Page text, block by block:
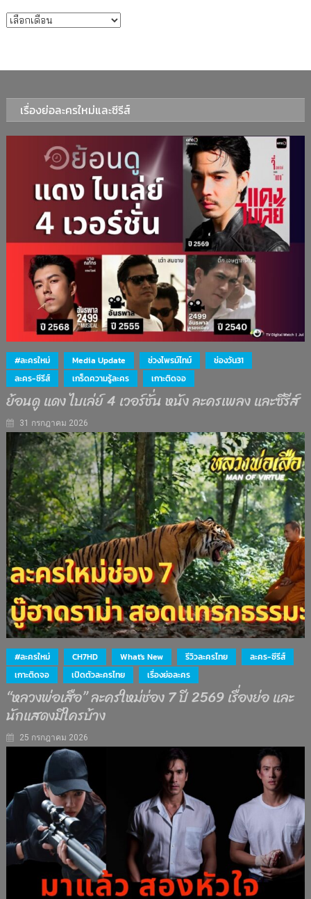
บทความรายเดือน
เรื่องย่อละครใหม่และซีรีส์
#ละครใหม่ Media Update ช่วงไพรม์ไทม์
ช่องวัน31
ละคร-ซีรีส์
เกร็ดความรู้ละคร เกาะติดจอ
ย้อนดู แดง ไบเล่ย์ 4 เวอร์ชั่น หนัง ละครเพลง และซีรีส์
31 กรกฎาคม 2026
#ละครใหม่ CH7HD What's New รีวิวละครไทย
ละคร-ซีรีส์
เกาะติดจอ
เปิดตัวละครไทย เรื่องย่อละคร
“หลวงพ่อเสือ” ละครใหม่ช่อง 7 ปี 2569 เรื่องย่อ และ
นักแสดงมีใครบ้าง
25 กรกฎาคม 2026